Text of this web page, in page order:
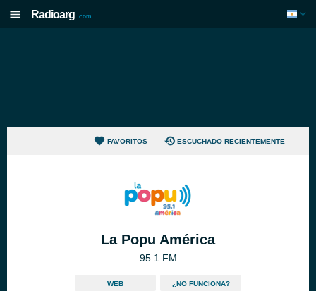
Radioarg .com
FAVORITOS ESCUCHADO RECIENTEMENTE
La Popu América
95.1 FM
WEB ¿NO FUNCIONA?